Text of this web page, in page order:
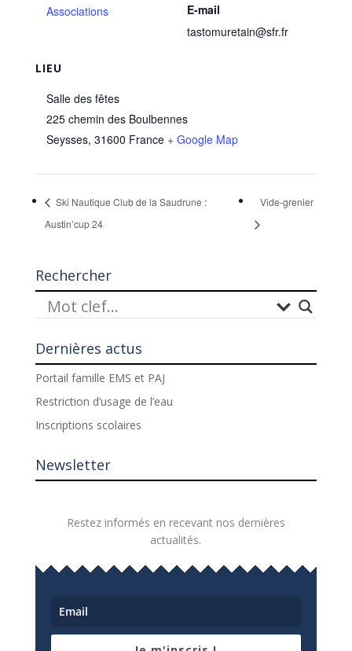
Associations
LIEU
Salle des fêtes
225 chemin des Boulbennes
Seysses, 31600 France + Google Map
E-mail
tastomuretain@sfr.fr
Ski Nautique Club de la Saudrune :
Austin’cup 24
Vide-grenier
Rechercher
Dernières actus
Portail famille EMS et PAJ
Restriction d’usage de l’eau
Inscriptions scolaires
Newsletter
Restez informés en recevant nos dernières
actualités.